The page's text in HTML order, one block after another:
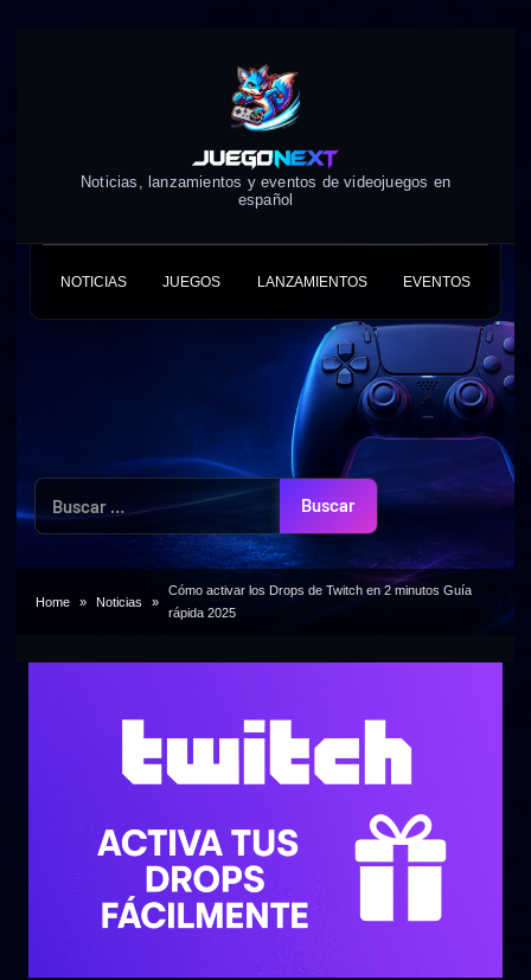
Noticias, lanzamientos y eventos de videojuegos en
español
NOTICIAS JUEGOS LANZAMIENTOS EVENTOS
Home Noticias
Cómo activar los Drops de Twitch en 2 minutos Guía
rápida 2025